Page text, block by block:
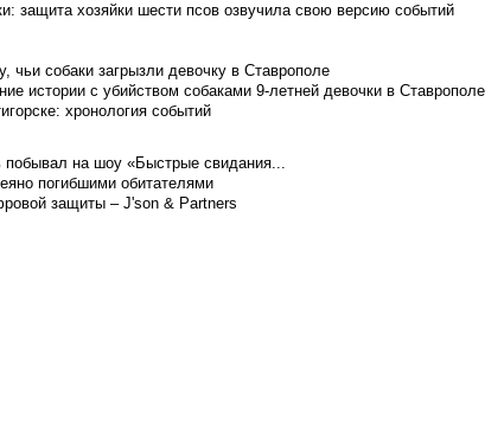
защита хозяйки шести псов озвучила свою версию событий
чьи собаки загрызли девочку в Ставрополе
истории с убийством собаками 9-летней девочки в Ставрополе
хронология событий
побывал на шоу «Быстрые свидания...
погибшими обитателями
защиты – J'son & Partners